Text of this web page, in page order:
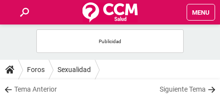
MENU
FOROS
SALUD
Foros Sexualidad
Tema Anterior Siguiente Tema